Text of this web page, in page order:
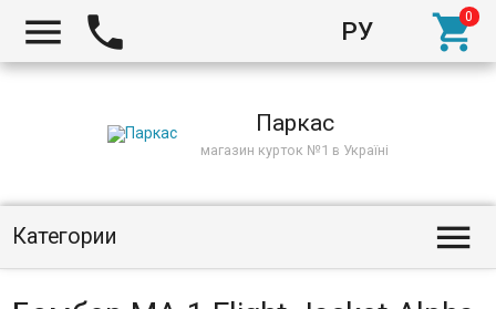
РУ
  
Паркас
магазин курток №1 в Україні
Категории 